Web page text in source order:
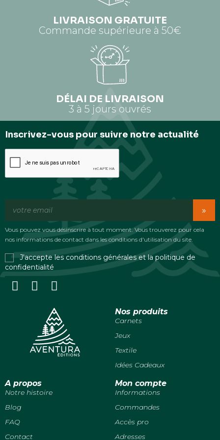
LIVRAISON GRATUITE
Commande supérieure à 50€
DÉLAI DE LIVRAISON
3 à 5 jours ouvrés
Inscrivez-vous pour suivre notre actualité
»
Vous pouvez vous désinscrire à tout moment. Vous trouverez pour cela
nos informations de contact dans les conditions d'utilisation du site.
J'accepte les conditions générales et la politique de
confidentialité
Nos produits
Carnets
Jeux
Textile
Idées Cadeaux
A propos
Notre histoire
Blog
FAQ
Contact
Mon compte
Informations
Commandes
Accès pro
Adresses